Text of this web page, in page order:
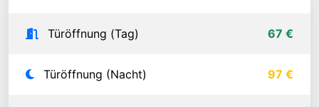
Türöffnung (Tag) 67 €
Türöffnung (Nacht) 97 €